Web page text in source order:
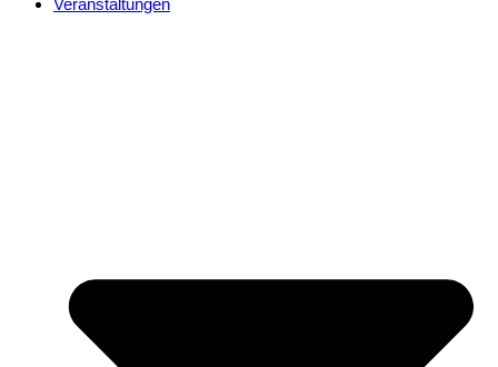
Veranstaltungen